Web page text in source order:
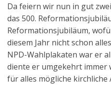
Da feiern wir nun in gut
das 500.
Reformationsjubiläum,
diesem Jahr nicht schon
NPD-Wahlplakaten war er
diente er umgekehrt immer
für alles mögliche kirchliche